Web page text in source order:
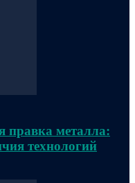
правка металла:
технологий